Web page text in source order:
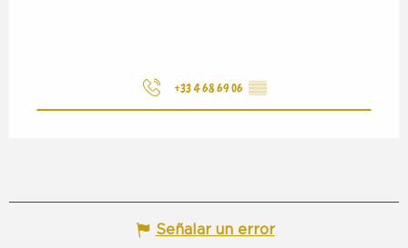
+33 4 68 69 06 ▒▒
Señalar un error